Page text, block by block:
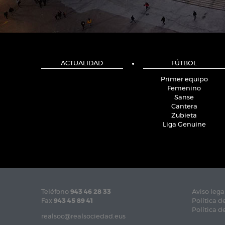
ACTUALIDAD FÚTBOL
Primer equipo
Femenino
Sanse
Cantera
Zubieta
Liga Genuine
Teléfono 943 46 28 33
Fax 943 45 89 41
realsoc@realsociedad.eus
Aviso
Política
Política